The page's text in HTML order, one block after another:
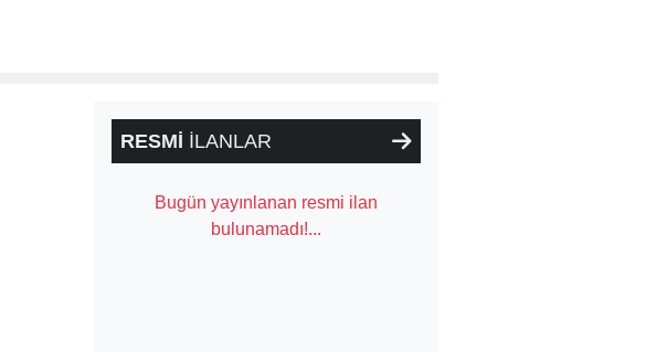
RESMİ İLANLAR
Bugün yayınlanan resmi ilan
bulunamadı!...